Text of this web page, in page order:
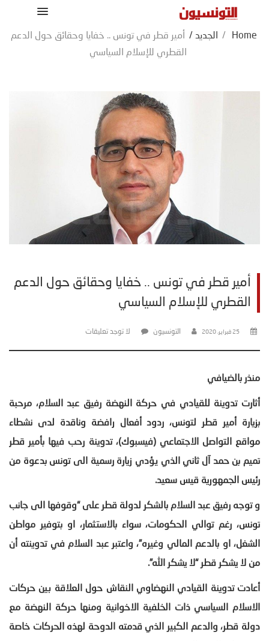
Home
/ الجديد /
أمير قطر في تونس .. خفايا وحقائق حول الدعم
القطري للإسلام السياسي
أمير قطر في تونس .. خفايا وحقائق حول الدعم
القطري للإسلام السياسي
25 فبراير، 2020 التونسيون لا توجد تعليقات
منذر بالضيافي
أثارت تدوينة للقيادي في حركة النهضة رفيق عبد السلام، مرحبة
بزيارة أمير قطر لتونس، ردود أفعال رافضة وناقدة لدى نشطاء
مواقع التواصل الاجتماعي (فيسبوك)، تدوينة رحب فيها بأمير قطر
تميم بن حمد آل ثاني الذي يؤدي زيارة رسمية الى تونس بدعوة من
رئيس الجمهورية قيس سعيد.
و توجه رفيق عبد السلام بالشكر لدولة قطر على “وقوفها الى جانب
تونس، رغم توالي الحكومات، سواء بالاستثمار، او بتوفير مواطن
الشغل، او بالدعم المالي وغيره”، واعتبر عبد السلام في تدوينته أن
من لا يشكر قطر “لا يشكر الله”.
أعادت تدوينة القيادي النهضاوي النقاش حول العلاقة بين حركات
الاسلام السياسي ذات الخلفية الاخوانية ومنها حركة النهضة مع
دولة قطر، والدعم الكبير الذي قدمته الدوحة لهذه الحركات خاصة